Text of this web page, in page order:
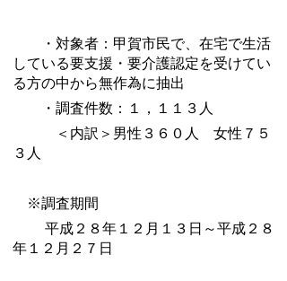
・対象者：甲賀市民で、在宅で生活
している要支援・要介護認定を受けてい
る方の中から無作為に抽出
・調査件数：１，１１３人
＜内訳＞男性３６０人 女性７５
３人
※調査期間
平成２８年１２月１３日～平成２８
年１２月２７日